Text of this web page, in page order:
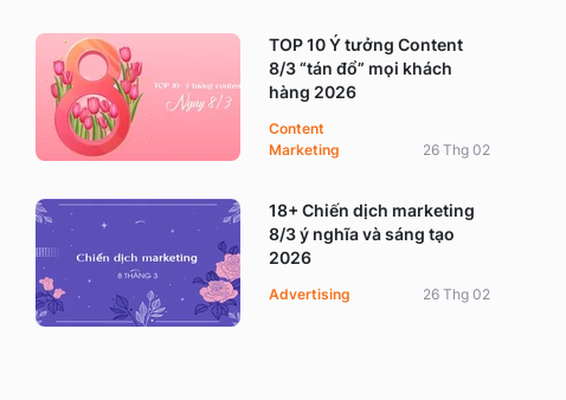
TOP 10 Ý tưởng Content
8/3 “tán đổ” mọi khách
hàng 2026
Content
Marketing
26 Thg 02
18+ Chiến dịch marketing
8/3 ý nghĩa và sáng tạo
2026
Advertising 26 Thg 02